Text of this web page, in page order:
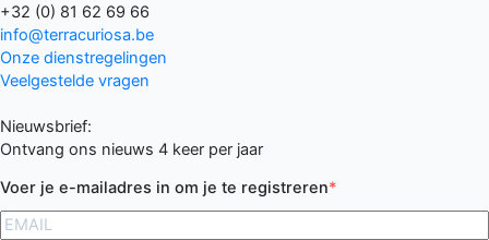
+32 (0) 81 62 69 66
info@terracuriosa.be
Onze dienstregelingen
Veelgestelde vragen
Nieuwsbrief:
Ontvang ons nieuws 4 keer per jaar
Voer je e-mailadres in om je te registreren